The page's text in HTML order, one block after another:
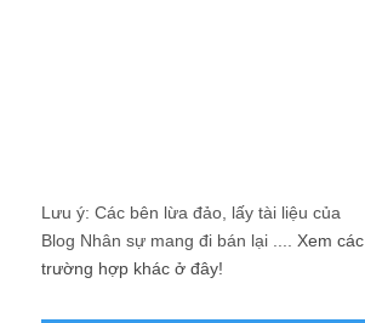
Lưu ý: Các bên lừa đảo, lấy tài liệu của
Blog Nhân sự mang đi bán lại .... Xem các
trường hợp khác ở đây!